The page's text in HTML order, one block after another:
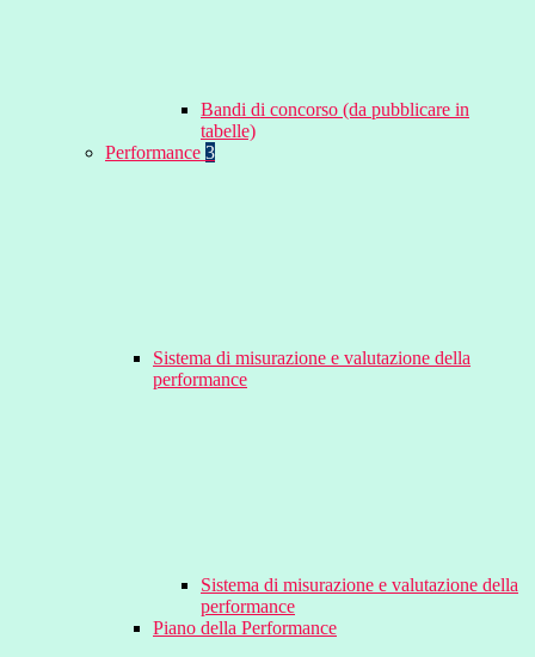
Bandi di concorso (da pubblicare in
tabelle)
Performance 3
Sistema di misurazione e valutazione della
performance
Sistema di misurazione e valutazione della
performance
Piano della Performance